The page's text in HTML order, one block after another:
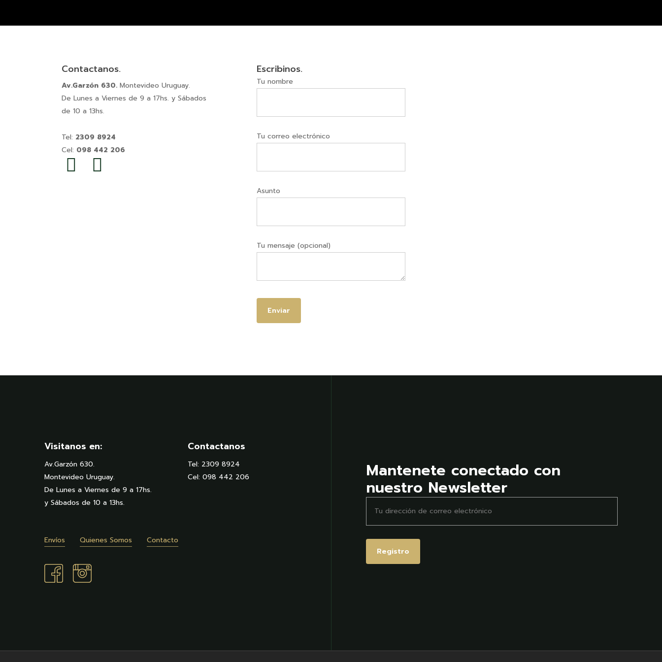
Contactanos.
Av.Garzón 630. Montevideo Uruguay.
De Lunes a Viernes de 9 a 17hs. y Sábados
de 10 a 13hs.
Tel: 2309 8924
Cel: 098 442 206
Escribinos.
Tu nombre
Tu correo electrónico
Asunto
Tu mensaje (opcional)
Visitanos en:
Av.Garzón 630.
Montevideo Uruguay.
De Lunes a Viernes de 9 a 17hs.
y Sábados de 10 a 13hs.
Contactanos
Tel: 2309 8924
Cel: 098 442 206
Envíos Quienes Somos Contacto
Mantenete conectado con
nuestro Newsletter